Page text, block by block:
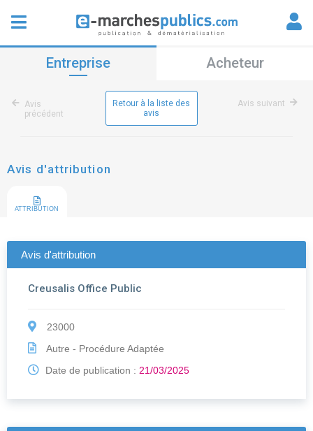
Entreprise Acheteur
Avis
précédent
Retour à la liste des
avis
Avis suivant
Avis d'attribution
ATTRIBUTION
Avis d'attribution
Creusalis Office Public
23000
Autre - Procédure Adaptée
Date de publication : 21/03/2025